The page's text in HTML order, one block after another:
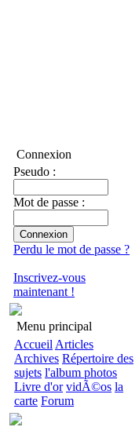
Connexion
Pseudo :
Mot de passe :
Perdu le mot de passe ?
Inscrivez-vous
maintenant !
Menu principal
Accueil Articles
Archives Répertoire des
sujets l'album photos
Livre d'or vidÃ©os la
carte Forum